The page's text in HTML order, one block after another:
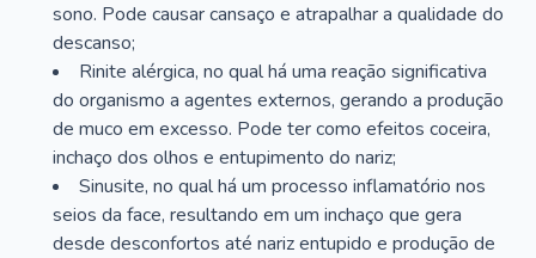
sono. Pode causar cansaço e atrapalhar a qualidade do
descanso;
Rinite alérgica, no qual há uma reação significativa
do organismo a agentes externos, gerando a produção
de muco em excesso. Pode ter como efeitos coceira,
inchaço dos olhos e entupimento do nariz;
Sinusite, no qual há um processo inflamatório nos
seios da face, resultando em um inchaço que gera
desde desconfortos até nariz entupido e produção de